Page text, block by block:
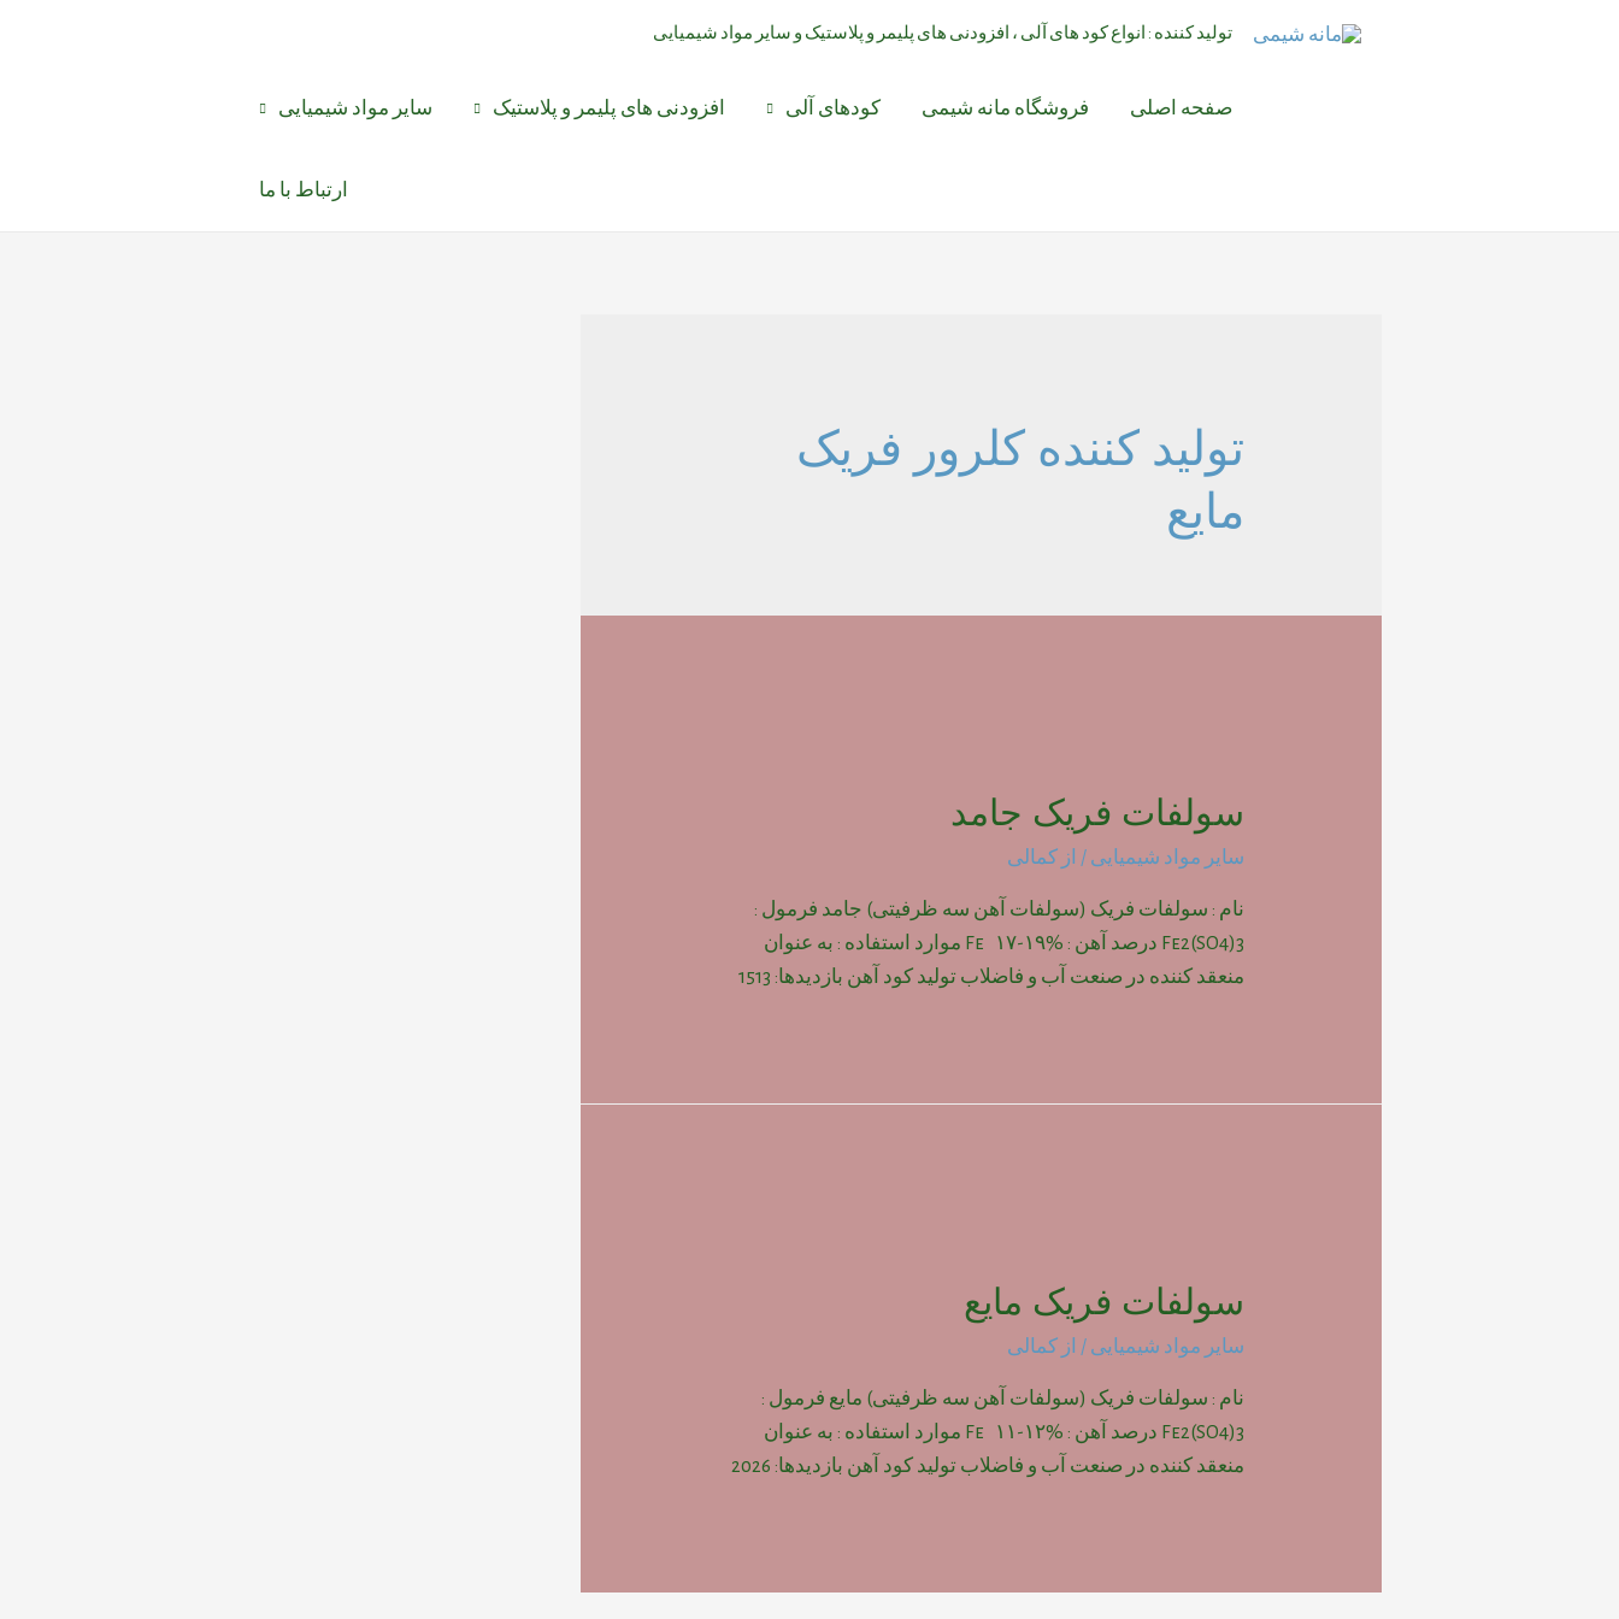
تولید کننده : انواع کود های آلی ، افزودنی های پلیمر و پلاستیک و سایر مواد شیمیایی
صفحه اصلی فروشگاه مانه شیمی کودهای آلی افزودنی های پلیمر و پلاستیک سایر مواد شیمیایی
ارتباط با ما
تولید کننده کلرور فریک
مایع
سولفات فریک جامد
سایر مواد شیمیایی / از کمالی
نام : سولفات فریک (سولفات آهن سه ظرفیتی) جامد فرمول :
Fe2(SO4)3 درصد آهن : Fe ۱۷-۱۹% موارد استفاده : به عنوان
منعقد کننده در صنعت آب و فاضلاب تولید کود آهن بازدیدها: 1513
سولفات فریک مایع
سایر مواد شیمیایی / از کمالی
نام : سولفات فریک (سولفات آهن سه ظرفیتی) مایع فرمول :
Fe2(SO4)3 درصد آهن : Fe ۱۱-۱۲% موارد استفاده : به عنوان
منعقد کننده در صنعت آب و فاضلاب تولید کود آهن بازدیدها: 2026